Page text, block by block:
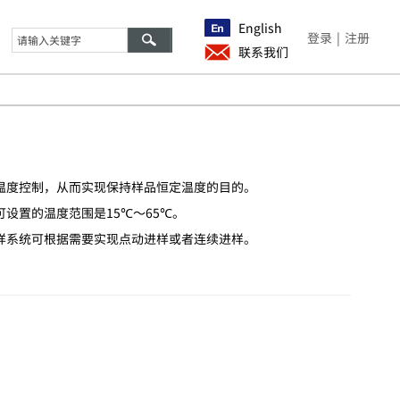
控制，从而实现保持样品恒定温度的目的。
设置的温度范围是15℃～65℃。
统可根据需要实现点动进样或者连续进样。
English
联系我们
登录 | 注册